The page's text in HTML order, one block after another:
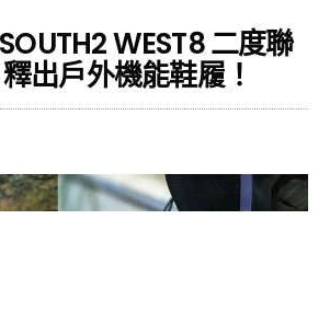
WEST8 二度聯
出戶外機能鞋履！